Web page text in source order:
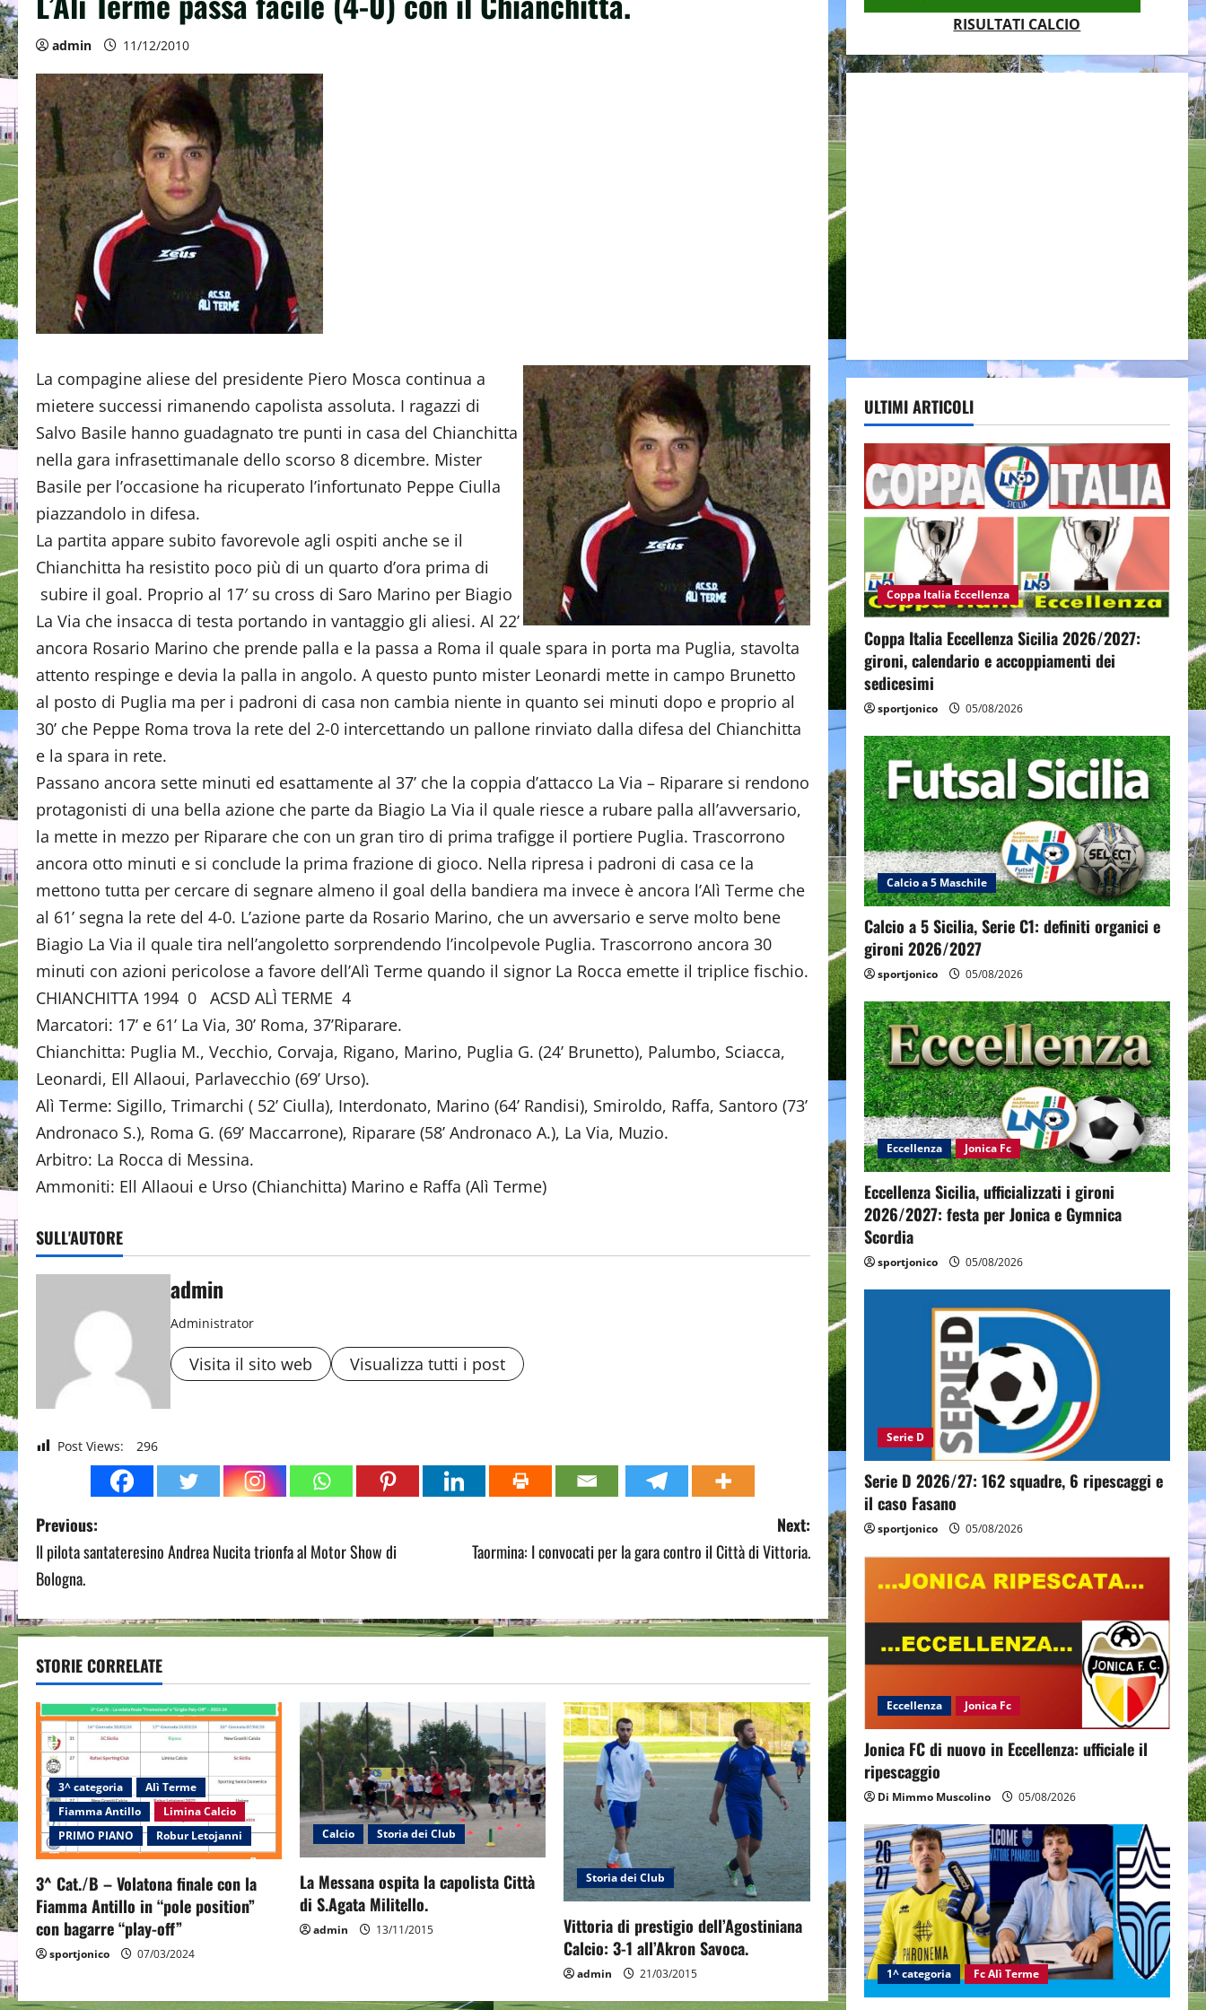
admin 11/12/2010
La compagine aliese del presidente Piero Mosca continua a
mietere successi rimanendo capolista assoluta. I ragazzi di
Salvo Basile hanno guadagnato tre punti in casa del Chianchitta
nella gara infrasettimanale dello scorso 8 dicembre. Mister
Basile per l’occasione ha ricuperato l’infortunato Peppe Ciulla
piazzandolo in difesa.
La partita appare subito favorevole agli ospiti anche se il
Chianchitta ha resistito poco più di un quarto d’ora prima di
subire il goal. Proprio al 17′ su cross di Saro Marino per Biagio
La Via che insacca di testa portando in vantaggio gli aliesi. Al 22’
ancora Rosario Marino che prende palla e la passa a Roma il quale spara in porta ma Puglia, stavolta
attento respinge e devia la palla in angolo. A questo punto mister Leonardi mette in campo Brunetto
al posto di Puglia ma per i padroni di casa non cambia niente in quanto sei minuti dopo e proprio al
30’ che Peppe Roma trova la rete del 2-0 intercettando un pallone rinviato dalla difesa del Chianchitta
e la spara in rete.
Passano ancora sette minuti ed esattamente al 37’ che la coppia d’attacco La Via – Riparare si rendono
protagonisti di una bella azione che parte da Biagio La Via il quale riesce a rubare palla all’avversario,
la mette in mezzo per Riparare che con un gran tiro di prima trafigge il portiere Puglia. Trascorrono
ancora otto minuti e si conclude la prima frazione di gioco. Nella ripresa i padroni di casa ce la
mettono tutta per cercare di segnare almeno il goal della bandiera ma invece è ancora l’Alì Terme che
al 61’ segna la rete del 4-0. L’azione parte da Rosario Marino, che un avversario e serve molto bene
Biagio La Via il quale tira nell’angoletto sorprendendo l’incolpevole Puglia. Trascorrono ancora 30
minuti con azioni pericolose a favore dell’Alì Terme quando il signor La Rocca emette il triplice fischio.
CHIANCHITTA 1994 0 ACSD ALÌ TERME 4
Marcatori: 17’ e 61’ La Via, 30’ Roma, 37’Riparare.
Chianchitta: Puglia M., Vecchio, Corvaja, Rigano, Marino, Puglia G. (24’ Brunetto), Palumbo, Sciacca,
Leonardi, Ell Allaoui, Parlavecchio (69’ Urso).
Alì Terme: Sigillo, Trimarchi ( 52’ Ciulla), Interdonato, Marino (64’ Randisi), Smiroldo, Raffa, Santoro (73’
Andronaco S.), Roma G. (69’ Maccarrone), Riparare (58’ Andronaco A.), La Via, Muzio.
Arbitro: La Rocca di Messina.
Ammoniti: Ell Allaoui e Urso (Chianchitta) Marino e Raffa (Alì Terme)
SULL'AUTORE
admin
Administrator
Visita il sito web Visualizza tutti i post
Post Views: 296
P
o
t
n
a
v
i
g
a
t
i
Previous:
Il pilota santateresino Andrea Nucita trionfa al Motor Show di
Bologna.
Next:
Taormina: I convocati per la gara contro il Città di Vittoria.
STORIE CORRELATE
3^ categoria
Alì Terme
Fiamma Antillo
Limina Calcio
PRIMO PIANO
Robur Letojanni
3^ Cat./B – Volatona finale con la
Fiamma Antillo in “pole position”
con bagarre “play-off”
sportjonico 07/03/2024
Calcio Storia dei Club
La Messana ospita la capolista Città
di S.Agata Militello.
admin 13/11/2015
Storia dei Club
Vittoria di prestigio dell’Agostiniana
Calcio: 3-1 all’Akron Savoca.
admin 21/03/2015
RISULTATI CALCIO
ULTIMI ARTICOLI
Coppa Italia Eccellenza
Coppa Italia Eccellenza Sicilia 2026/2027:
gironi, calendario e accoppiamenti dei
sedicesimi
sportjonico 05/08/2026
Calcio a 5 Maschile
Calcio a 5 Sicilia, Serie C1: definiti organici e
gironi 2026/2027
sportjonico 05/08/2026
Eccellenza Jonica Fc
Eccellenza Sicilia, ufficializzati i gironi
2026/2027: festa per Jonica e Gymnica
Scordia
sportjonico 05/08/2026
Serie D
Serie D 2026/27: 162 squadre, 6 ripescaggi e
il caso Fasano
sportjonico 05/08/2026
Eccellenza Jonica Fc
Jonica FC di nuovo in Eccellenza: ufficiale il
ripescaggio
Di Mimmo Muscolino 05/08/2026
1^ categoria Fc Alì Terme